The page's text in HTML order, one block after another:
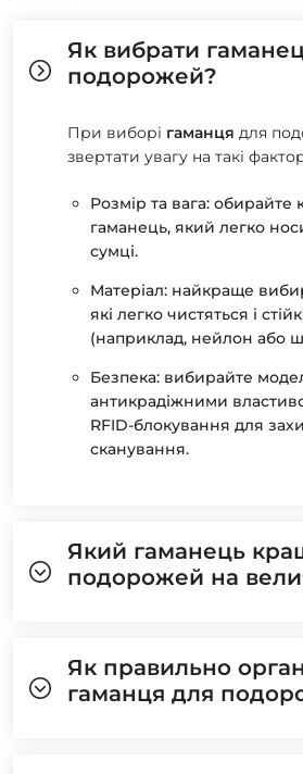
Як вибрати
подорожей?
При виборі гаманця для
звертати увагу на такі
Розмір та вага: обирайте
гаманець, який легко
сумці.
Матеріал: найкраще
які легко чистяться і
(наприклад, нейлон або
Безпека: вибирайте
антикрадіжними
RFID-блокування для
сканування.
Який гаманець
подорожей на
Як правильно
гаманця для